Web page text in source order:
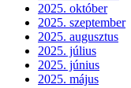
2025. október
2025. szeptember
2025. augusztus
2025. július
2025. június
2025. május